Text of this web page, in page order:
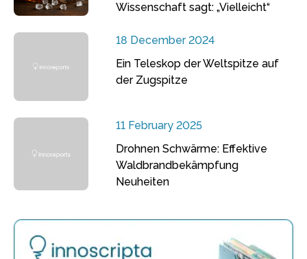
Wissenschaft sagt: „Vielleicht“
18 December 2024
Ein Teleskop der Weltspitze auf
der Zugspitze
11 February 2025
Drohnen Schwärme: Effektive
Waldbrandbekämpfung
Neuheiten